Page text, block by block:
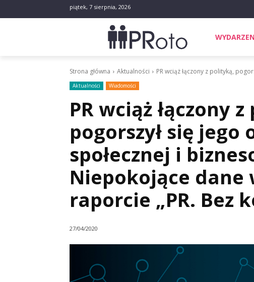
piątek, 7 sierpnia, 2026
Strona główna Aktualności PR wciąż łączony z polityką,
Aktualności Wiadomości
PR wciąż łączony
pogorszył się
społecznej i
Niepokojące dane
raporcie „PR. Bez
27/04/2020